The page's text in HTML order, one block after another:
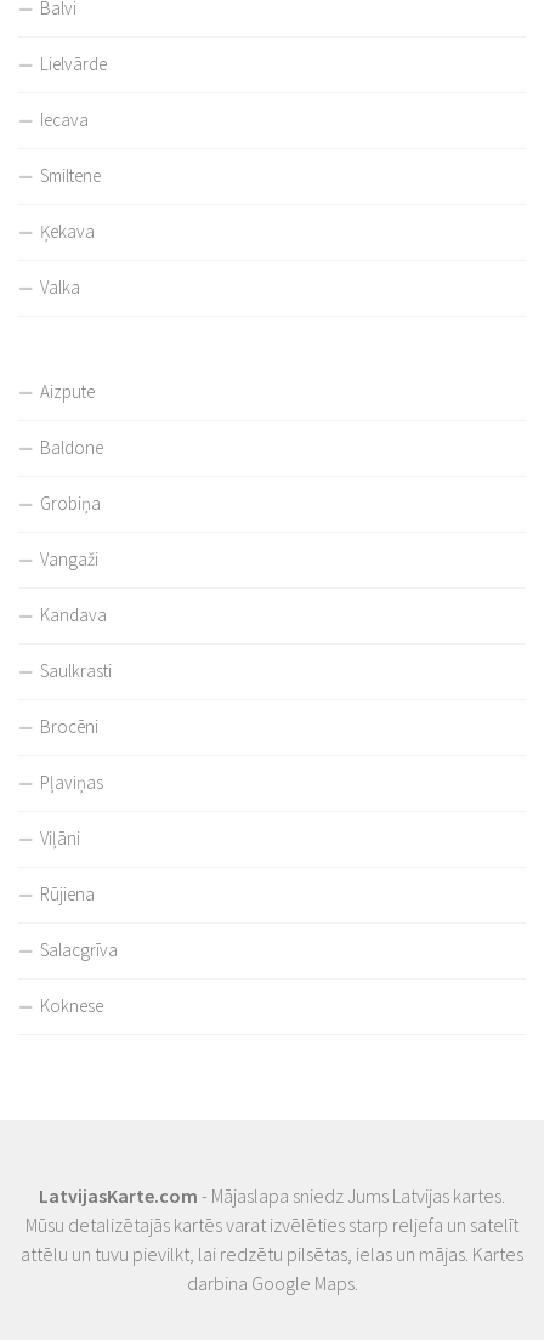
Balvi
Lielvārde
Iecava
Smiltene
Ķekava
Valka
Aizpute
Baldone
Grobiņa
Vangaži
Kandava
Saulkrasti
Brocēni
Pļaviņas
Viļāni
Rūjiena
Salacgrīva
Koknese
LatvijasKarte.com - Mājaslapa sniedz Jums Latvijas kartes.
Mūsu detalizētajās kartēs varat izvēlēties starp reljefa un satelīt
attēlu un tuvu pievilkt, lai redzētu pilsētas, ielas un mājas. Kartes
darbina Google Maps.